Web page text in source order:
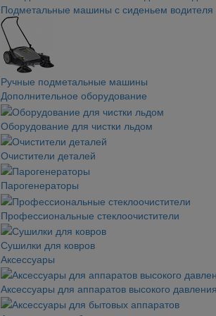
Подметальные машины с сиденьем водителя
Ручные подметальные машины
Дополнительное оборудование
Оборудование для чистки льдом
Очистители деталей
Парогенераторы
Профессиональные стеклоочистители
Сушилки для ковров
Аксессуары
Аксессуары для аппаратов высокого